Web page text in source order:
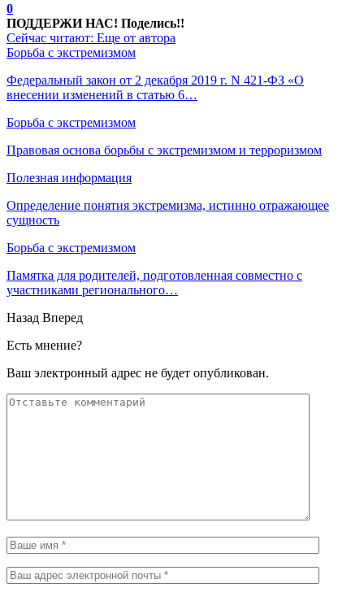
0
ПОДДЕРЖИ НАС! Поделись!!
Сейчас читают: Еще от автора
Борьба с экстремизмом
Федеральный закон от 2 декабря 2019 г. N 421-ФЗ «О
внесении изменений в статью 6…
Борьба с экстремизмом
Правовая основа борьбы с экстремизмом и терроризмом
Полезная информация
Определение понятия экстремизма, истинно отражающее
сущность
Борьба с экстремизмом
Памятка для родителей, подготовленная совместно с
участниками регионального…
Назад Вперед
Есть мнение?
Ваш электронный адрес не будет опубликован.